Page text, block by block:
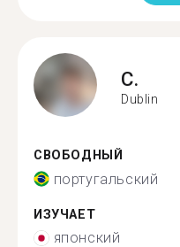
C.
Dublin
СВОБОДНЫЙ
португальский
ИЗУЧАЕТ
японский